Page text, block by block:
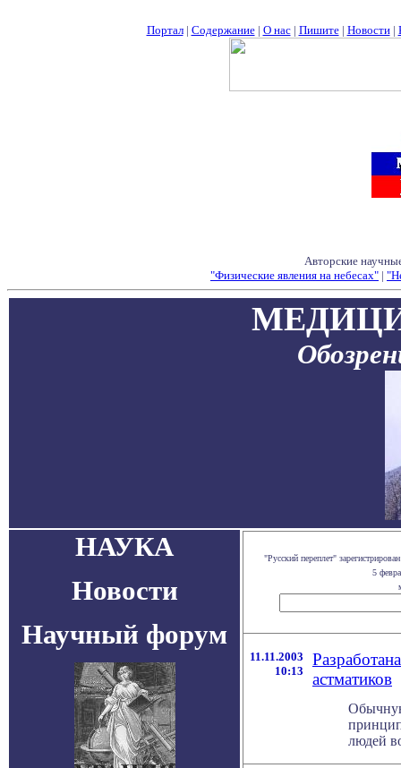
Портал| Содержание| О нас| Пишите| Новости|
Авторские
"Физические явления на небесах" |
НАУКА
Новости
Научный форум
"Русский переплет"
5
11.11.2003
10:13
астматиков
людей